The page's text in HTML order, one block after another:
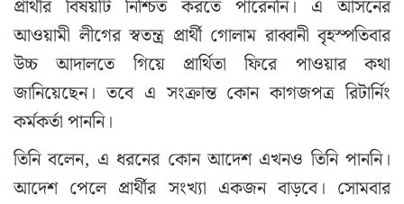
প্রার্থীর বিষয়টি নিশ্চিত করতে পারেননি। এ আসনের
আওয়ামী লীগের স্বতন্ত্র প্রার্থী গোলাম রাব্বানী বৃহস্পতিবার
উচ্চ আদালতে গিয়ে প্রার্থিতা ফিরে পাওয়ার কথা
জানিয়েছেন। তবে এ সংক্রান্ত কোন কাগজপত্র রিটার্নিং
কর্মকর্তা পাননি।
তিনি বলেন, এ ধরনের কোন আদেশ এখনও তিনি পাননি।
আদেশ পেলে প্রার্থীর সংখ্যা একজন বাড়বে। সোমবার